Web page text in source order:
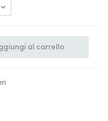
al carrello